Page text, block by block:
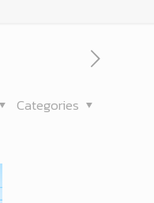
Categories